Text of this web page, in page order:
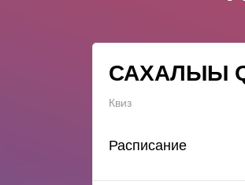
САХАЛЫЫ
Квиз
Расписание